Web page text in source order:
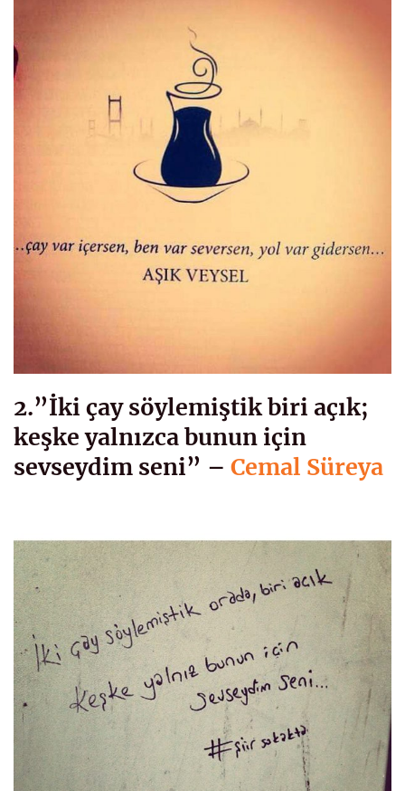
2.”İki çay söylemiştik biri açık;
keşke yalnızca bunun için
sevseydim seni” – Cemal Süreya